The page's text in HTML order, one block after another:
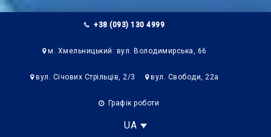
+38 (093) 130 4999
м. Хмельницький: вул. Володимирська, 66
вул. Січових Стрільців, 2/3 вул. Свободи, 22а
Графік роботи
UA